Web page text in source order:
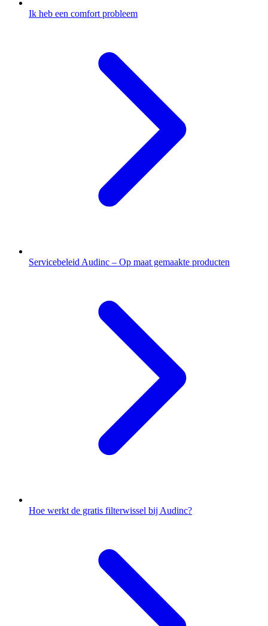
Ik heb een comfort probleem
Servicebeleid Audinc – Op maat gemaakte producten
Hoe werkt de gratis filterwissel bij Audinc?